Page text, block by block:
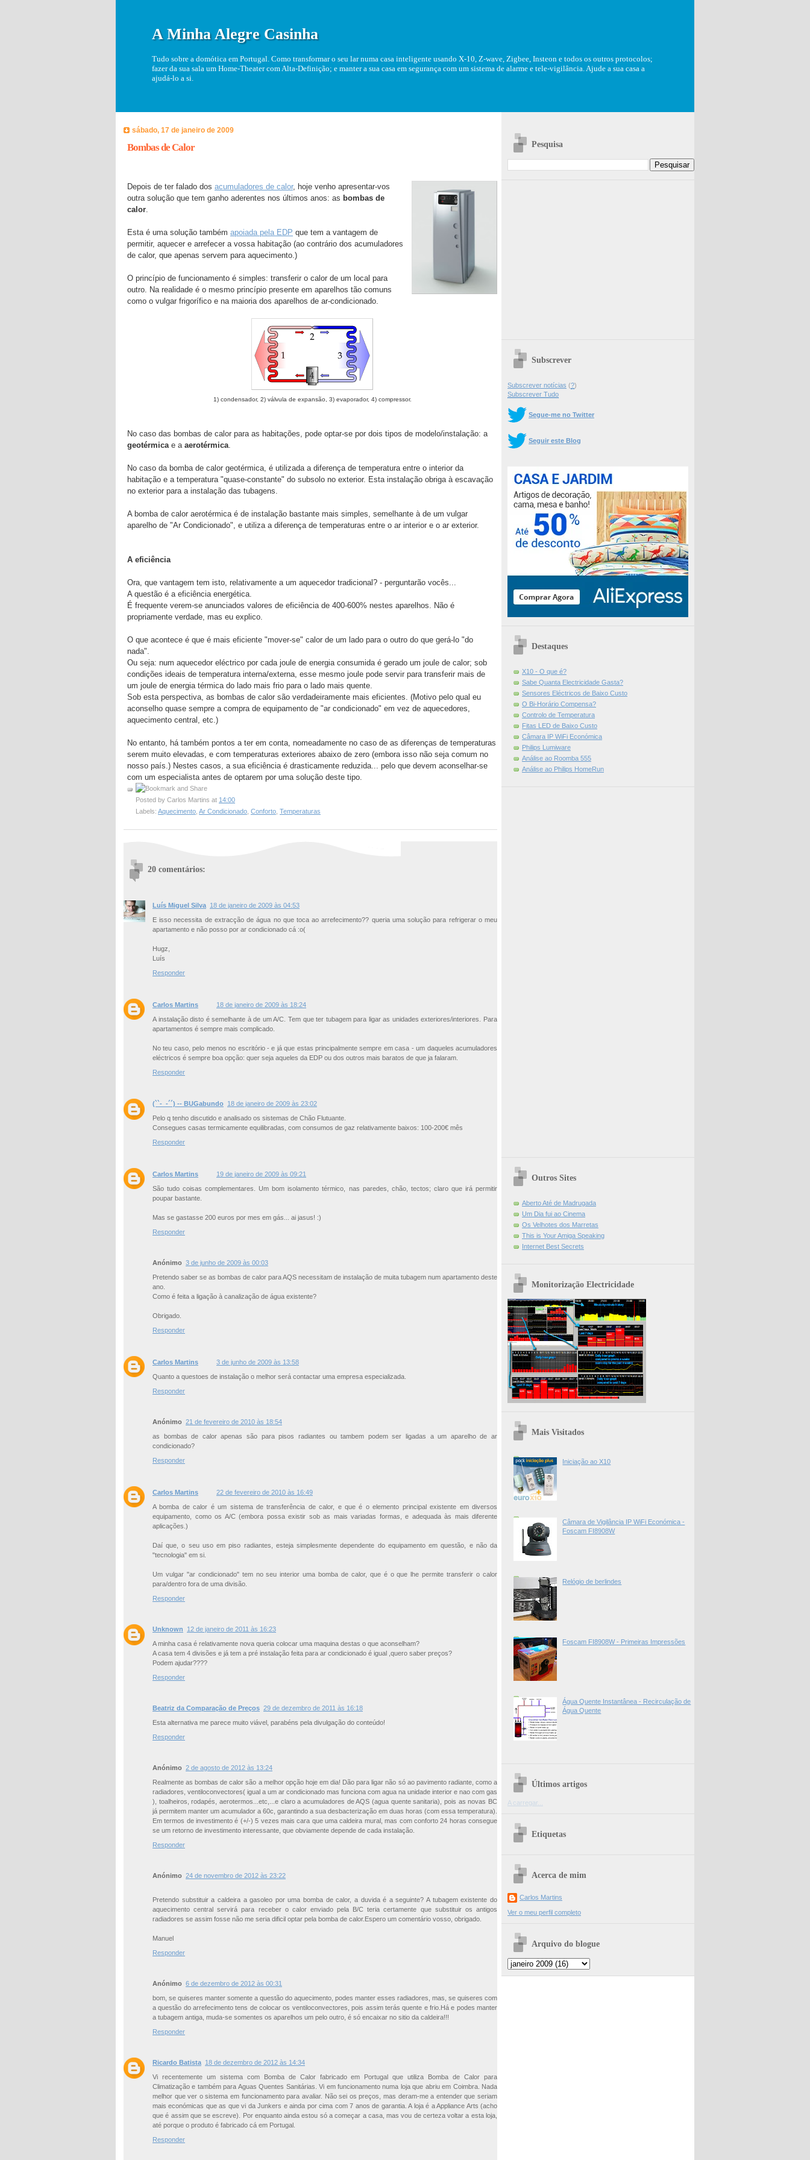
A Minha Alegre Casinha
Tudo sobre a domótica em Portugal. Como transformar o seu lar numa casa inteligente usando X-10, Z-wave, Zigbee, Insteon e todos os outros protocolos;
fazer da sua sala um Home-Theater com Alta-Definição; e manter a sua casa em segurança com um sistema de alarme e tele-vigilância. Ajude a sua casa a
ajudá-lo a si.
sábado, 17 de janeiro de 2009
Bombas de Calor
Depois de ter falado dos acumuladores de calor, hoje venho apresentar-vos
outra solução que tem ganho aderentes nos últimos anos: as bombas de
calor.
Esta é uma solução também apoiada pela EDP que tem a vantagem de
permitir, aquecer e arrefecer a vossa habitação (ao contrário dos acumuladores
de calor, que apenas servem para aquecimento.)
O princípio de funcionamento é simples: transferir o calor de um local para
outro. Na realidade é o mesmo princípio presente em aparelhos tão comuns
como o vulgar frigorífico e na maioria dos aparelhos de ar-condicionado.
1) condensador, 2) válvula de expansão, 3) evaporador, 4) compressor.
No caso das bombas de calor para as habitações, pode optar-se por dois tipos de modelo/instalação: a
geotérmica e a aerotérmica.
No caso da bomba de calor geotérmica, é utilizada a diferença de temperatura entre o interior da
habitação e a temperatura "quase-constante" do subsolo no exterior. Esta instalação obriga à escavação
no exterior para a instalação das tubagens.
A bomba de calor aerotérmica é de instalação bastante mais simples, semelhante à de um vulgar
aparelho de "Ar Condicionado", e utiliza a diferença de temperaturas entre o ar interior e o ar exterior.
A eficiência
Ora, que vantagem tem isto, relativamente a um aquecedor tradicional? - perguntarão vocês...
A questão é a eficiência energética.
É frequente verem-se anunciados valores de eficiência de 400-600% nestes aparelhos. Não é
propriamente verdade, mas eu explico.
O que acontece é que é mais eficiente "mover-se" calor de um lado para o outro do que gerá-lo "do
nada".
Ou seja: num aquecedor eléctrico por cada joule de energia consumida é gerado um joule de calor; sob
condições ideais de temperatura interna/externa, esse mesmo joule pode servir para transferir mais de
um joule de energia térmica do lado mais frio para o lado mais quente.
Sob esta perspectiva, as bombas de calor são verdadeiramente mais eficientes. (Motivo pelo qual eu
aconselho quase sempre a compra de equipamento de "ar condicionado" em vez de aquecedores,
aquecimento central, etc.)
No entanto, há também pontos a ter em conta, nomeadamente no caso de as diferenças de temperaturas
serem muito elevadas, e com temperaturas exteriores abaixo de zero (embora isso não seja comum no
nosso país.) Nestes casos, a sua eficiência é drasticamente reduzida... pelo que devem aconselhar-se
com um especialista antes de optarem por uma solução deste tipo.
Posted by Carlos Martins at 14:00
Labels: Aquecimento, Ar Condicionado, Conforto, Temperaturas
20 comentários:
Luís Miguel Silva 18 de janeiro de 2009 às 04:53
E isso necessita de extracção de água no que toca ao arrefecimento?? queria uma solução para refrigerar o meu
apartamento e não posso por ar condicionado cá :o(
Hugz,
Luís
Responder
Carlos Martins
18 de janeiro de 2009 às 18:24
A instalação disto é semelhante à de um A/C. Tem que ter tubagem para ligar as unidades exteriores/interiores. Para
apartamentos é sempre mais complicado.
No teu caso, pelo menos no escritório - e já que estas principalmente sempre em casa - um daqueles acumuladores
eléctricos é sempre boa opção: quer seja aqueles da EDP ou dos outros mais baratos de que ja falaram.
Responder
(``-_-´´) -- BUGabundo 18 de janeiro de 2009 às 23:02
Pelo q tenho discutido e analisado os sistemas de Chão Flutuante.
Consegues casas termicamente equilibradas, com consumos de gaz relativamente baixos: 100-200€ mês
Responder
Carlos Martins
19 de janeiro de 2009 às 09:21
São tudo coisas complementares. Um bom isolamento térmico, nas paredes, chão, tectos; claro que irá permitir
poupar bastante.
Mas se gastasse 200 euros por mes em gás... ai jasus! :)
Responder
Anónimo 3 de junho de 2009 às 00:03
Pretendo saber se as bombas de calor para AQS necessitam de instalação de muita tubagem num apartamento deste
ano.
Como é feita a ligação à canalização de água existente?
Obrigado.
Responder
Carlos Martins
3 de junho de 2009 às 13:58
Quanto a questoes de instalação o melhor será contactar uma empresa especializada.
Responder
Anónimo 21 de fevereiro de 2010 às 18:54
as bombas de calor apenas são para pisos radiantes ou tambem podem ser ligadas a um aparelho de ar
condicionado?
Responder
Carlos Martins
22 de fevereiro de 2010 às 16:49
A bomba de calor é um sistema de transferência de calor, e que é o elemento principal existente em diversos
equipamento, como os A/C (embora possa existir sob as mais variadas formas, e adequada às mais diferente
aplicações.)
Daí que, o seu uso em piso radiantes, esteja simplesmente dependente do equipamento em questão, e não da
"tecnologia" em si.
Um vulgar "ar condicionado" tem no seu interior uma bomba de calor, que é o que lhe permite transferir o calor
para/dentro fora de uma divisão.
Responder
Unknown
12 de janeiro de 2011 às 16:23
A minha casa é relativamente nova queria colocar uma maquina destas o que aconselham?
A casa tem 4 divisões e já tem a pré instalação feita para ar condicionado é igual ,quero saber preços?
Podem ajudar????
Responder
Beatriz da Comparação de Preços 29 de dezembro de 2011 às 16:18
Esta alternativa me parece muito viável, parabéns pela divulgação do conteúdo!
Responder
Anónimo 2 de agosto de 2012 às 13:24
Realmente as bombas de calor são a melhor opção hoje em dia! Dão para ligar não só ao pavimento radiante, como a
radiadores, ventiloconvectores( igual a um ar condicionado mas funciona com agua na unidade interior e nao com gas
), toalheiros, rodapés, aerotermos...etc,...e claro a acumuladores de AQS (agua quente sanitaria), pois as novas BC
já permitem manter um acumulador a 60c, garantindo a sua desbacterização em duas horas (com essa temperatura).
Em termos de investimento é (+/-) 5 vezes mais cara que uma caldeira mural, mas com conforto 24 horas consegue
se um retorno de investimento interessante, que obviamente depende de cada instalação.
Responder
Anónimo 24 de novembro de 2012 às 23:22
Pretendo substituir a caldeira a gasoleo por uma bomba de calor, a duvida é a seguinte? A tubagem existente do
aquecimento central servirá para receber o calor enviado pela B/C teria certamente que substituir os antigos
radiadores se assim fosse não me seria dificil optar pela bomba de calor.Espero um comentário vosso, obrigado.
Manuel
Responder
Anónimo 6 de dezembro de 2012 às 00:31
bom, se quiseres manter somente a questão do aquecimento, podes manter esses radiadores, mas, se quiseres com
a questão do arrefecimento tens de colocar os ventiloconvectores, pois assim terás quente e frio.Há e podes manter
a tubagem antiga, muda-se somentes os aparelhos um pelo outro, é só encaixar no sitio da caldeira!!!
Responder
Ricardo Batista 18 de dezembro de 2012 às 14:34
Vi recentemente um sistema com Bomba de Calor fabricado em Portugal que utiliza Bomba de Calor para
Climatização e também para Aguas Quentes Sanitárias. Vi em funcionamento numa loja que abriu em Coimbra. Nada
melhor que ver o sistema em funcionamento para avaliar. Não sei os preços, mas deram-me a entender que seriam
mais económicas que as que vi da Junkers e ainda por cima com 7 anos de garantia. A loja é a Appliance Arts (acho
que é assim que se escreve). Por enquanto ainda estou só a começar a casa, mas vou de certeza voltar a esta loja,
até porque o produto é fabricado cá em Portugal.
Responder
Pesquisa
Subscrever
Subscrever notícias (?)
Subscrever Tudo
Segue-me no Twitter
Seguir este Blog
Destaques
X10 - O que é?
Sabe Quanta Electricidade Gasta?
Sensores Eléctricos de Baixo Custo
O Bi-Horário Compensa?
Controlo de Temperatura
Fitas LED de Baixo Custo
Câmara IP WiFi Económica
Philips Lumiware
Análise ao Roomba 555
Análise ao Philips HomeRun
Outros Sites
Aberto Até de Madrugada
Um Dia fui ao Cinema
Os Velhotes dos Marretas
This is Your Amiga Speaking
Internet Best Secrets
Monitorização Electricidade
Mais Visitados
Iniciação ao X10
Câmara de Vigilância IP WiFi Económica -
Foscam FI8908W
Relógio de berlindes
Foscam FI8908W - Primeiras Impressões
Água Quente Instantânea - Recirculação de
Água Quente
Últimos artigos
A carregar...
Etiquetas
Acerca de mim
Carlos Martins
Ver o meu perfil completo
Arquivo do blogue